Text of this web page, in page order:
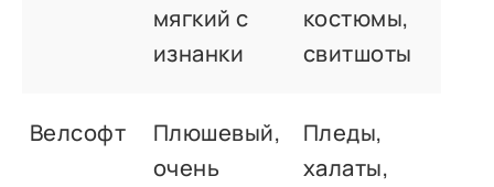
мягкий с
изнанки
костюмы,
свитшоты
Велсофт
Плюшевый,
очень
Пледы,
халаты,